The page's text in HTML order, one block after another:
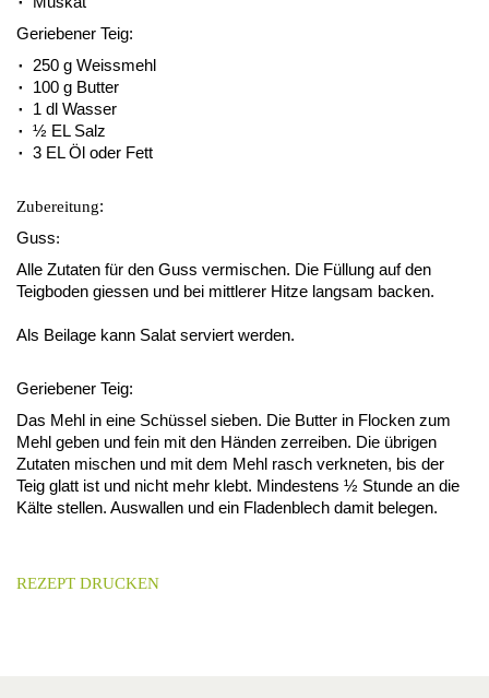
Geriebener Teig:
250 g Weissmehl
100 g Butter
1 dl Wasser
½ EL Salz
3 EL Öl oder Fett
Zubereitung:
Guss:
Alle Zutaten für den Guss vermischen. Die Füllung auf den
Teigboden giessen und bei mittlerer Hitze langsam backen.
Als Beilage kann Salat serviert werden.
Geriebener Teig:
Das Mehl in eine Schüssel sieben. Die Butter in Flocken zum
Mehl geben und fein mit den Händen zerreiben. Die übrigen
Zutaten mischen und mit dem Mehl rasch verkneten, bis der
Teig glatt ist und nicht mehr klebt. Mindestens ½ Stunde an die
Kälte stellen. Auswallen und ein Fladenblech damit belegen.
REZEPT DRUCKEN